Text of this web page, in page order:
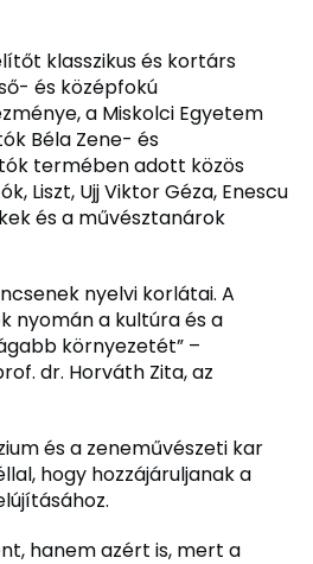
klasszikus és kortárs
és középfokú
a Miskolci Egyetem
Béla Zene- és
termében adott közös
Liszt, Ujj Viktor Géza, Enescu
és a művésztanárok
nyelvi korlátai. A
nyomán a kultúra és a
környezetét” –
dr. Horváth Zita, az
és a zeneművészeti kar
hogy hozzájáruljanak a
hanem azért is, mert a